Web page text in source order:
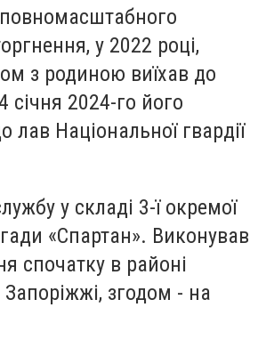
у 2022 році,
з родиною виїхав до
січня 2024-го його
лав Національної гвардії
у складі 3-ї окремої
«Спартан». Виконував
спочатку в районі
згодом - на